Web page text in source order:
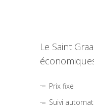
Le Saint
Prix fixe
Suivi